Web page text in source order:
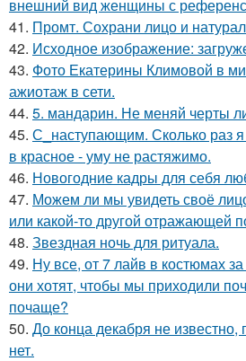
внешний вид женщины с
41. Промт. Сохрани лицо и
42. Исходное изображение:
43. Фото Екатерины Климовой в
ажиотаж в сети.
44. 5. мандарин. Не меняй черты
45. С_наступающим. Сколько раз
в красное - уму не растяжимо.
46. Новогодние кадры для себя
47. Можем ли мы увидеть своё
или какой-то другой отражающей
48. Звездная ночь для ритуала.
49. Ну все, от 7 лайв в костюмах
они хотят, чтобы мы приходили
почаще?
50. До конца декабря не известно,
нет.